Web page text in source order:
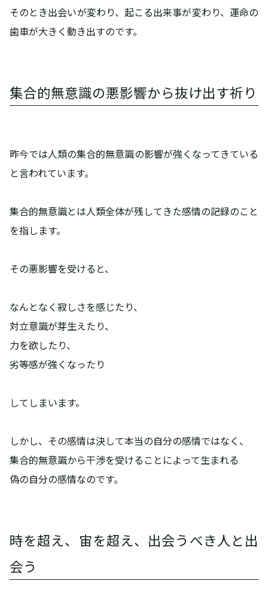
そのとき出会いが変わり、起こる出来事が変わり、運命の
歯車が大きく動き出すのです。
集合的無意識の悪影響から抜け出す祈り
昨今では人類の集合的無意識の影響が強くなってきている
と言われています。
集合的無意識とは人類全体が残してきた感情の記録のこと
を指します。
その悪影響を受けると、
なんとなく寂しさを感じたり、
対立意識が芽生えたり、
力を欲したり、
劣等感が強くなったり
してしまいます。
しかし、その感情は決して本当の自分の感情ではなく、
集合的無意識から干渉を受けることによって生まれる
偽の自分の感情なのです。
時を超え、宙を超え、出会うべき人と出
会う